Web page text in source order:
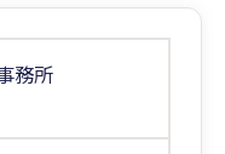
務所